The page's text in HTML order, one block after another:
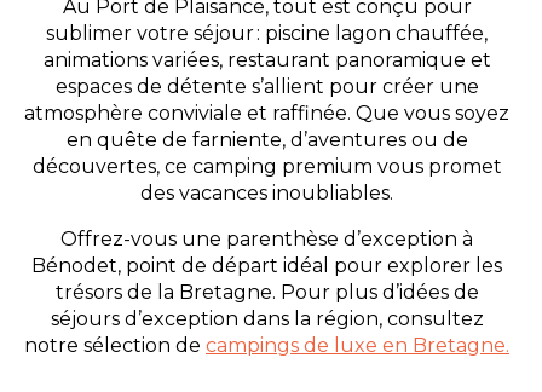
Au Port de Plaisance, tout est conçu pour
sublimer votre séjour : piscine lagon chauffée,
animations variées, restaurant panoramique et
espaces de détente s’allient pour créer une
atmosphère conviviale et raffinée. Que vous soyez
en quête de farniente, d’aventures ou de
découvertes, ce camping premium vous promet
des vacances inoubliables.
Offrez-vous une parenthèse d’exception à
Bénodet, point de départ idéal pour explorer les
trésors de la Bretagne. Pour plus d’idées de
séjours d’exception dans la région, consultez
notre sélection de campings de luxe en Bretagne.